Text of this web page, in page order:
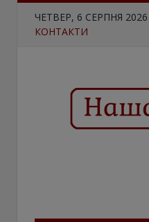
ЧЕТВЕР, 6 СЕРПНЯ 2026
КОНТАКТИ